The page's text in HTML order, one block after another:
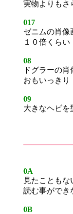
実物よりもさ
017
ゼニムの肖
１０倍くら
08
ドグラーの肖
おもいっき
09
大きなヘビ
0A
見たことも
読む事ができ
0B